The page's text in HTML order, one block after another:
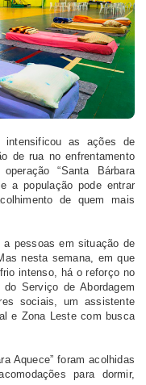
intensificou as ações de
de rua no enfrentamento
“Santa Bárbara
a população pode entrar
de quem mais
a pessoas em situação de
nesta semana, em que
intenso, há o reforço no
Serviço de Abordagem
sociais, um assistente
e Zona Leste com busca
Aquece” foram acolhidas
para dormir,